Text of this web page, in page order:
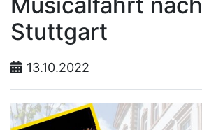
Stuttgart
13.10.2022